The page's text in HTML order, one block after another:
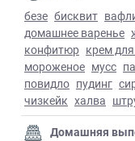
безе бисквит
домашнее варенье
конфитюр крем
мороженое мусс
повидло пудинг
чизкейк халва
Домашняя